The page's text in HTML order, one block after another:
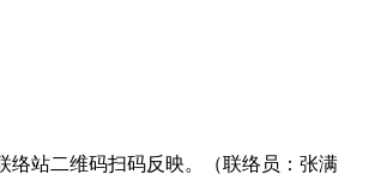
络站二维码扫码反映。（联络员：张满